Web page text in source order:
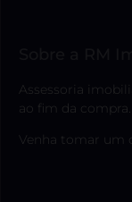
Assessoria
ao fim da compra.
Venha tomar um